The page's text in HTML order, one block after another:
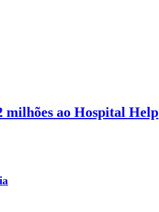
milhões ao Hospital Help